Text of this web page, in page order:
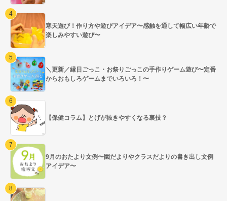
寒天遊び！作り方や遊びアイデア〜感触を通して幅広い年齢で
楽しみやすい遊び〜
＼更新／縁日ごっこ・お祭りごっこの手作りゲーム遊び〜定番
からおもしろゲームまでいろいろ！〜
【保健コラム】とげが抜きやすくなる裏技？
9月のおたより文例〜園だよりやクラスだよりの書き出し文例
アイデア〜